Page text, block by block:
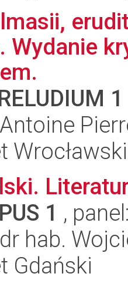
Wydanie
1
1 ,
hab.
Gdański